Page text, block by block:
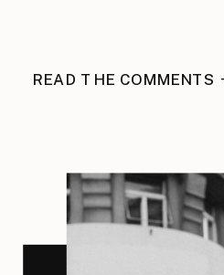
READ THE COMMENTS